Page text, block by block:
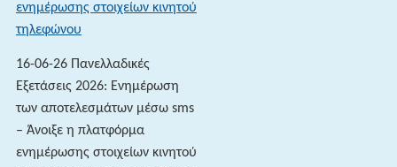
ενημέρωσης στοιχείων κινητού
τηλεφώνου
16-06-26 Πανελλαδικές
Εξετάσεις 2026: Ενημέρωση
των αποτελεσμάτων μέσω sms
– Άνοιξε η πλατφόρμα
ενημέρωσης στοιχείων κινητού